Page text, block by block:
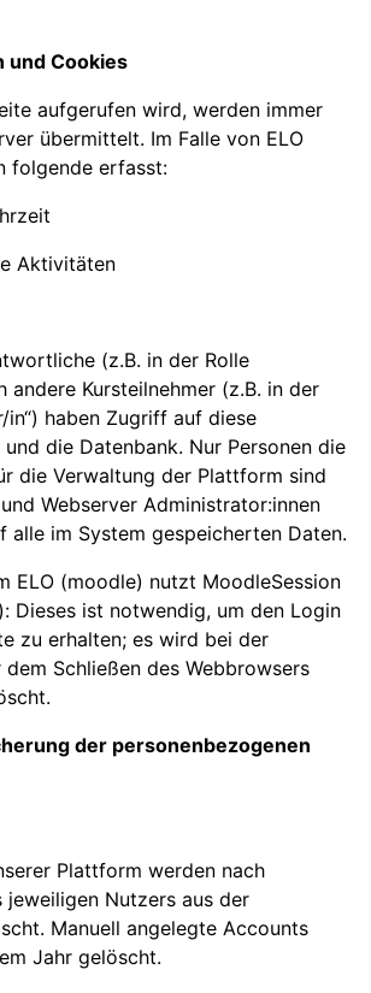
und Cookies
aufgerufen wird, werden immer
übermittelt. Im Falle von ELO
folgende erfasst:
Aktivitäten
(z.B. in der Rolle
andere Kursteilnehmer (z.B. in der
in“) haben Zugriff auf diese
die Datenbank. Nur Personen die
die Verwaltung der Plattform sind
Webserver Administrator:innen
alle im System gespeicherten Daten.
ELO (moodle) nutzt MoodleSession
Dieses ist notwendig, um den Login
zu erhalten; es wird bei der
Schließen des Webbrowsers
der personenbezogenen
Plattform werden nach
jeweiligen Nutzers aus der
Manuell angelegte Accounts
Jahr gelöscht.